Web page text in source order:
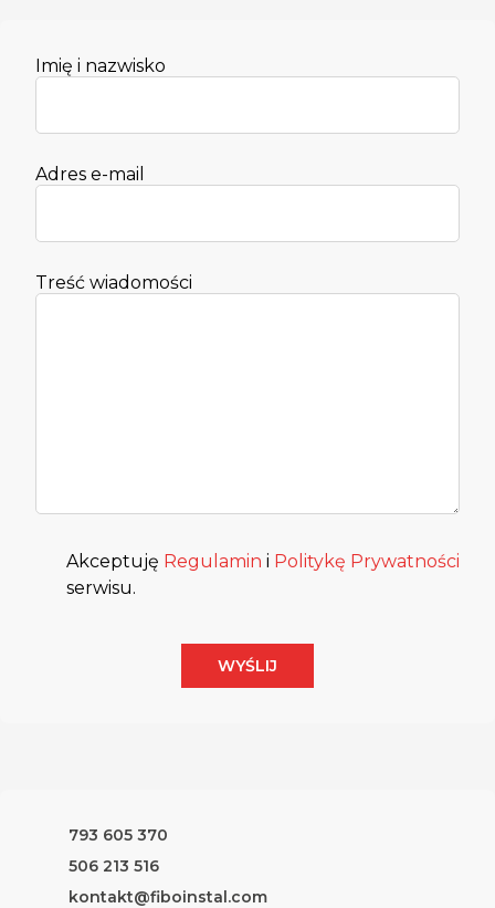
Imię i nazwisko
Adres e-mail
Treść wiadomości
Akceptuję Regulamin i Politykę Prywatności
serwisu.
WYŚLIJ
793 605 370
506 213 516
kontakt@fiboinstal.com